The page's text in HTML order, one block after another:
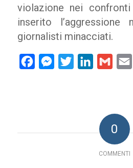
violazione nei
inserito
giornalisti minacciati.
FacebookMessenger
Twitter LinkedInGmail
0
COMMENTI